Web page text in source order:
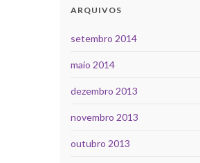
ARQUIVOS
setembro 2014
maio 2014
dezembro 2013
novembro 2013
outubro 2013